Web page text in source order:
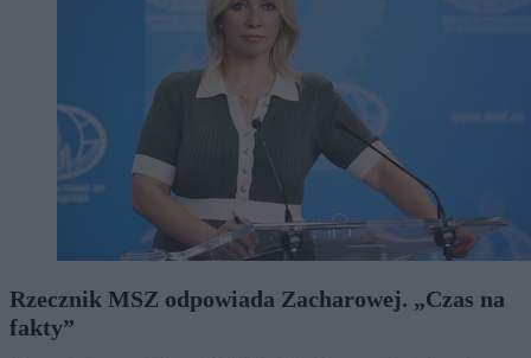
Rzecznik MSZ odpowiada Zacharowej. „Czas na
fakty”